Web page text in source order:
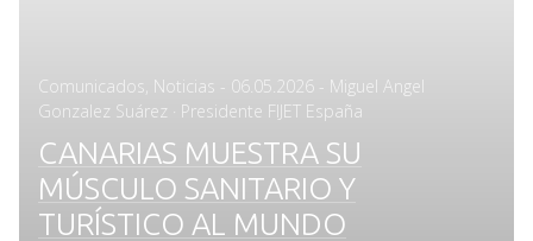
Comunicados Noticias - Posted
on
06.05.2026 - Miguel Angel
Gonzalez Suárez · Presidente FIJET España
CANARIAS MUESTRA SU
MÚSCULO SANITARIO Y
TURÍSTICO AL MUNDO